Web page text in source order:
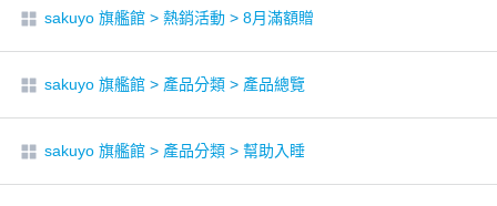
sakuyo 旗艦館 > 熱銷活動 > 8月滿額贈
sakuyo 旗艦館 > 產品分類 > 產品總覽
sakuyo 旗艦館 > 產品分類 > 幫助入睡